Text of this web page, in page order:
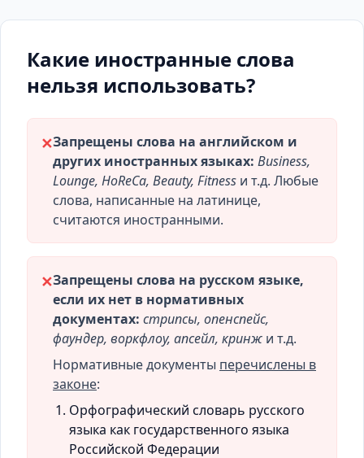
Какие иностранные слова
нельзя использовать?
✕Запрещены слова на английском и
других иностранных языках: Business,
Lounge, HoReCa, Beauty, Fitness и т.д. Любые
слова, написанные на латинице,
считаются иностранными.
✕Запрещены слова на русском языке,
если их нет в нормативных
документах: стрипсы, опенспейс,
фаундер, воркфлоу, апсейл, кринж и т.д.
Нормативные документы перечислены в
законе:
Орфографический словарь русского
языка как государственного языка
Российской Федерации